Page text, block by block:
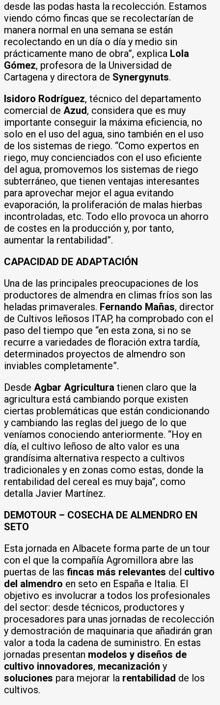
desde las podas hasta la recolección. Estamos
viendo cómo fincas que se recolectarían de
manera normal en una semana se están
recolectando en un día o día y medio sin
prácticamente mano de obra”, explica Lola
Gómez, profesora de la Universidad de
Cartagena y directora de Synergynuts.
Isidoro Rodríguez, técnico del departamento
comercial de Azud, considera que es muy
importante conseguir la máxima eficiencia, no
solo en el uso del agua, sino también en el uso
de los sistemas de riego. “Como expertos en
riego, muy concienciados con el uso eficiente
del agua, promovemos los sistemas de riego
subterráneo, que tienen ventajas interesantes
para aprovechar mejor el agua evitando
evaporación, la proliferación de malas hierbas
incontroladas, etc. Todo ello provoca un ahorro
de costes en la producción y, por tanto,
aumentar la rentabilidad”.
CAPACIDAD DE ADAPTACIÓN
Una de las principales preocupaciones de los
productores de almendra en climas fríos son las
heladas primaverales. Fernando Mañas, director
de Cultivos leñosos ITAP, ha comprobado con el
paso del tiempo que “en esta zona, si no se
recurre a variedades de floración extra tardía,
determinados proyectos de almendro son
inviables completamente”.
Desde Agbar Agricultura tienen claro que la
agricultura está cambiando porque existen
ciertas problemáticas que están condicionando
y cambiando las reglas del juego de lo que
veníamos conociendo anteriormente. “Hoy en
día, el cultivo leñoso de alto valor es una
grandísima alternativa respecto a cultivos
tradicionales y en zonas como estas, donde la
rentabilidad del cereal es muy baja”, como
detalla Javier Martínez.
DEMOTOUR – COSECHA DE ALMENDRO EN
SETO
Esta jornada en Albacete forma parte de un tour
con el que la compañía Agromillora abre las
puertas de las fincas más relevantes del cultivo
del almendro en seto en España e Italia. El
objetivo es involucrar a todos los profesionales
del sector: desde técnicos, productores y
procesadores para unas jornadas de recolección
y demostración de maquinaria que añadirán gran
valor a toda la cadena de suministro. En estas
jornadas presentan modelos y diseños de
cultivo innovadores, mecanización y
soluciones para mejorar la rentabilidad de los
cultivos.